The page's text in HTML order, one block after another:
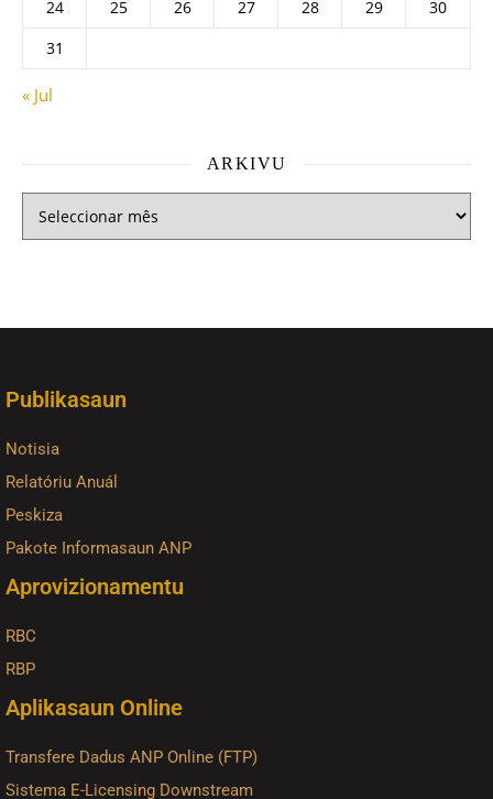
24
25 26 27 28 29
30
31
« Jul
ARKIVU
Publikasaun
Notisia
Relatóriu Anuál
Peskiza
Pakote Informasaun ANP
Aprovizionamentu
RBC
RBP
Aplikasaun Online
Transfere Dadus ANP Online (FTP)
Sistema E-Licensing Downstream